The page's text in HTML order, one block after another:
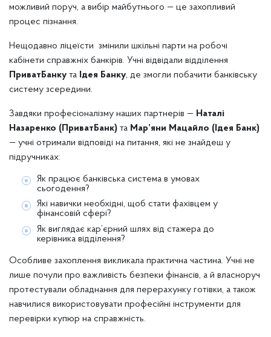
можливий поруч, а вибір майбутнього — це захопливий
процес пізнання.
Нещодавно ліцеїсти змінили шкільні парти на робочі
кабінети справжніх банкірів. Учні відвідали відділення
ПриватБанкута Ідея Банку, де змогли побачити банківську
систему зсередини.
Завдяки професіоналізму наших партнерів — Наталі
Назаренко (ПриватБанк) та Мар’яни Мацайло (Ідея Банк)
— учні отримали відповіді на питання, які не знайдеш у
підручниках:
Як працює банківська система в умовах
сьогодення?
Які навички необхідні, щоб стати фахівцем у
фінансовій сфері?
Як виглядає кар’єрний шлях від стажера до
керівника відділення?
Особливе захоплення викликала практична частина. Учні не
лише почули про важливість безпеки фінансів, а й власноруч
протестували обладнання для перерахунку готівки, а також
навчилися використовувати професійні інструменти для
перевірки купюр на справжність.